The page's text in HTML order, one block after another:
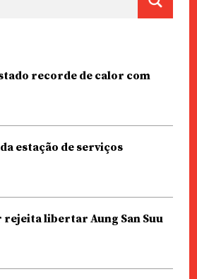
recorde de calor com
estação de serviços
rejeita libertar Aung San Suu